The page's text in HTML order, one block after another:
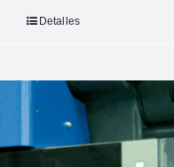
Detalles